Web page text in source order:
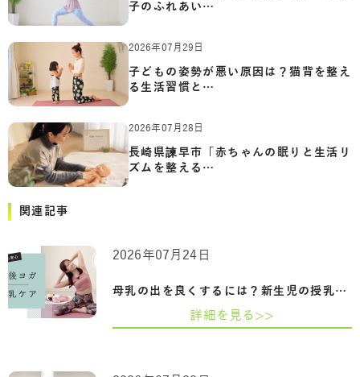
子のふれあい…
2026年07月29日
子どもの姿勢が悪い原因は？猫背を整え
る生活習慣と…
2026年07月28日
長崎県諫早市「赤ちゃんの眠りと生活リ
ズムを整える…
関連記事
母乳の出を良くするには？新生児の授乳回…
2026年07月24日
詳細を見る>>